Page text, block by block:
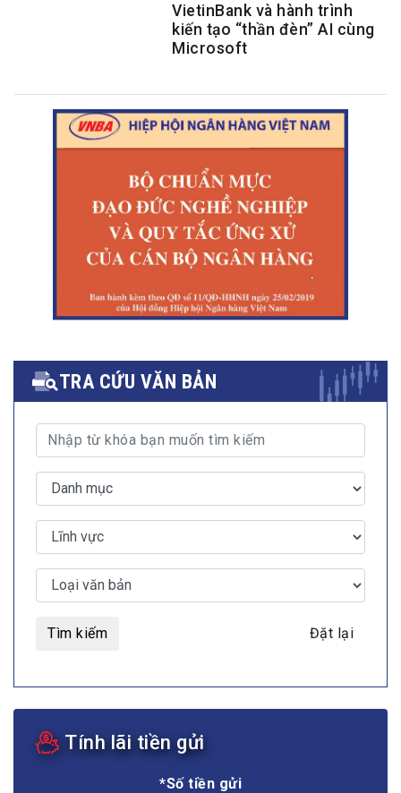
VietinBank và hành trình
kiến tạo “thần đèn” AI cùng
Microsoft
TRA CỨU VĂN BẢN
Tìm kiếm Đặt lại
Tính lãi tiền gửi
*Số tiền gửi